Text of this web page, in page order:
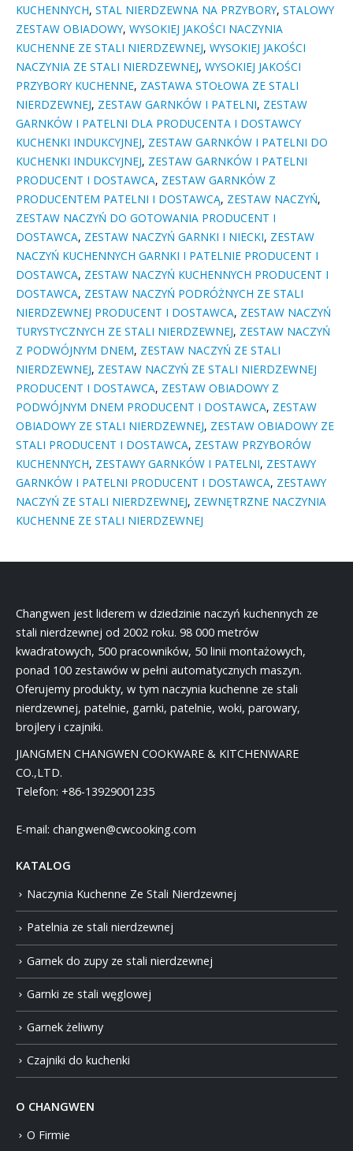
KUCHENNYCH, STAL NIERDZEWNA NA PRZYBORY, STALOWY
ZESTAW OBIADOWY, WYSOKIEJ JAKOŚCI NACZYNIA
KUCHENNE ZE STALI NIERDZEWNEJ, WYSOKIEJ JAKOŚCI
NACZYNIA ZE STALI NIERDZEWNEJ, WYSOKIEJ JAKOŚCI
PRZYBORY KUCHENNE, ZASTAWA STOŁOWA ZE STALI
NIERDZEWNEJ, ZESTAW GARNKÓW I PATELNI, ZESTAW
GARNKÓW I PATELNI DLA PRODUCENTA I DOSTAWCY
KUCHENKI INDUKCYJNEJ, ZESTAW GARNKÓW I PATELNI DO
KUCHENKI INDUKCYJNEJ, ZESTAW GARNKÓW I PATELNI
PRODUCENT I DOSTAWCA, ZESTAW GARNKÓW Z
PRODUCENTEM PATELNI I DOSTAWCĄ, ZESTAW NACZYŃ,
ZESTAW NACZYŃ DO GOTOWANIA PRODUCENT I
DOSTAWCA, ZESTAW NACZYŃ GARNKI I NIECKI, ZESTAW
NACZYŃ KUCHENNYCH GARNKI I PATELNIE PRODUCENT I
DOSTAWCA, ZESTAW NACZYŃ KUCHENNYCH PRODUCENT I
DOSTAWCA, ZESTAW NACZYŃ PODRÓŻNYCH ZE STALI
NIERDZEWNEJ PRODUCENT I DOSTAWCA, ZESTAW NACZYŃ
TURYSTYCZNYCH ZE STALI NIERDZEWNEJ, ZESTAW NACZYŃ
Z PODWÓJNYM DNEM, ZESTAW NACZYŃ ZE STALI
NIERDZEWNEJ, ZESTAW NACZYŃ ZE STALI NIERDZEWNEJ
PRODUCENT I DOSTAWCA, ZESTAW OBIADOWY Z
PODWÓJNYM DNEM PRODUCENT I DOSTAWCA, ZESTAW
OBIADOWY ZE STALI NIERDZEWNEJ, ZESTAW OBIADOWY ZE
STALI PRODUCENT I DOSTAWCA, ZESTAW PRZYBORÓW
KUCHENNYCH, ZESTAWY GARNKÓW I PATELNI, ZESTAWY
GARNKÓW I PATELNI PRODUCENT I DOSTAWCA, ZESTAWY
NACZYŃ ZE STALI NIERDZEWNEJ, ZEWNĘTRZNE NACZYNIA
KUCHENNE ZE STALI NIERDZEWNEJ
Changwen jest liderem w dziedzinie naczyń kuchennych ze
stali nierdzewnej od 2002 roku. 98 000 metrów
kwadratowych, 500 pracowników, 50 linii montażowych,
ponad 100 zestawów w pełni automatycznych maszyn.
Oferujemy produkty, w tym naczynia kuchenne ze stali
nierdzewnej, patelnie, garnki, patelnie, woki, parowary,
brojlery i czajniki.
JIANGMEN CHANGWEN COOKWARE & KITCHENWARE
CO.,LTD.
Telefon: +86-13929001235
E-mail: changwen@cwcooking.com
KATALOG
Naczynia Kuchenne Ze Stali Nierdzewnej
Patelnia ze stali nierdzewnej
Garnek do zupy ze stali nierdzewnej
Garnki ze stali węglowej
Garnek żeliwny
Czajniki do kuchenki
O CHANGWEN
O Firmie